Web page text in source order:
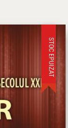
STOC EPUIZAT